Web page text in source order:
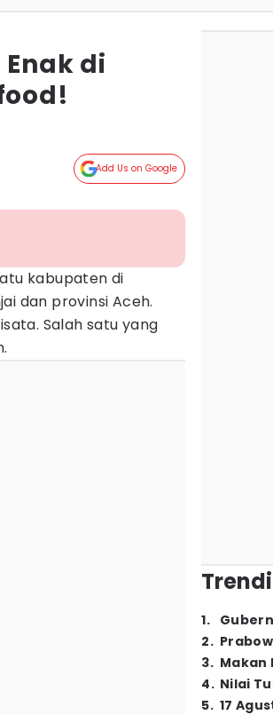
di
Add Us on Google
kabupaten di
dan provinsi Aceh.
Salah satu yang
1.
2.
3. Makan
4. Nilai
5. 17